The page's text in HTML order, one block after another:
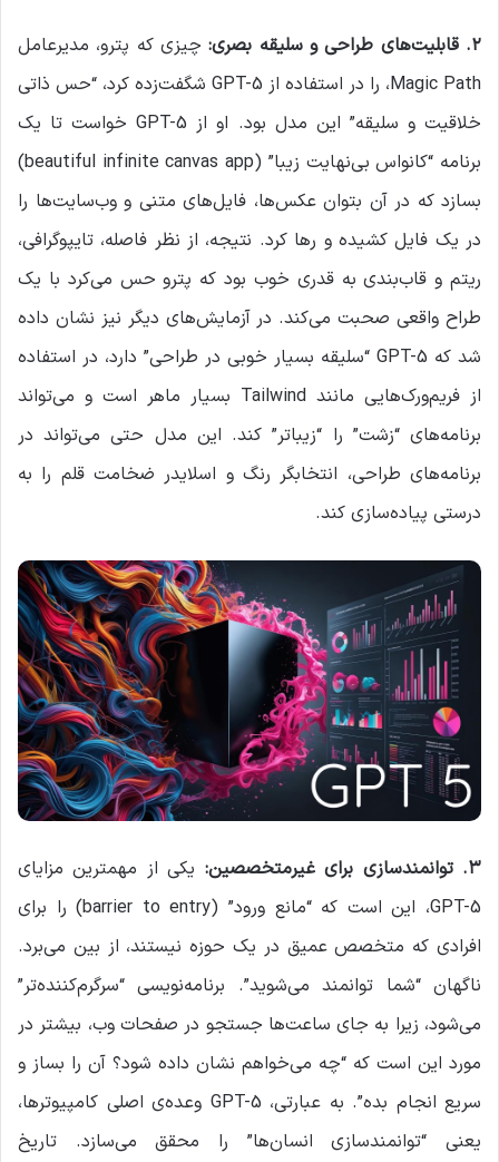
۲.قابلیت‌های طراحی و سلیقه بصری:چیزی که پترو، مدیرعامل
Magic Path، را در استفاده از GPT-5 شگفت‌زده کرد، “حس ذاتی
خلاقیت و سلیقه” این مدل بود. او از GPT-5 خواست تا یک
برنامه “کانواس بی‌نهایت زیبا” (beautiful infinite canvas app)
بسازد که در آن بتوان عکس‌ها، فایل‌های متنی و وب‌سایت‌ها را
در یک فایل کشیده و رها کرد. نتیجه، از نظر فاصله، تایپوگرافی،
ریتم و قاب‌بندی به قدری خوب بود که پترو حس می‌کرد با یک
طراح واقعی صحبت می‌کند. در آزمایش‌های دیگر نیز نشان داده
شد که GPT-5 “سلیقه بسیار خوبی در طراحی” دارد، در استفاده
از فریم‌ورک‌هایی مانند Tailwind بسیار ماهر است و می‌تواند
برنامه‌های “زشت” را “زیباتر” کند. این مدل حتی می‌تواند در
برنامه‌های طراحی، انتخابگر رنگ و اسلایدر ضخامت قلم را به
درستی پیاده‌سازی کند.
۳.توانمندسازی برای غیرمتخصصین: یکی از مهمترین مزایای
GPT-5، این است که “مانع ورود” (barrier to entry) را برای
افرادی که متخصص عمیق در یک حوزه نیستند، از بین می‌برد.
ناگهان “شما توانمند می‌شوید”. برنامه‌نویسی “سرگرم‌کننده‌تر”
می‌شود، زیرا به جای ساعت‌ها جستجو در صفحات وب، بیشتر در
مورد این است که “چه می‌خواهم نشان داده شود؟ آن را بساز و
سریع انجام بده”. به عبارتی، GPT-5 وعده‌ی اصلی کامپیوترها،
یعنی “توانمندسازی انسان‌ها” را محقق می‌سازد. تاریخ